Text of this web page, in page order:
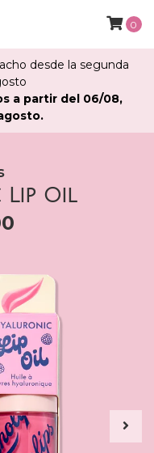
desde la segunda
a partir del 06/08,
0
Oil